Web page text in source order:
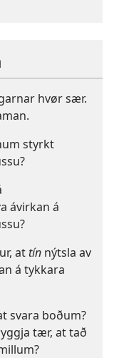
hvør sær.
styrkt
ávirkan á
at tín nýtsla av
á tykkara
svara boðum?
tær, at tað